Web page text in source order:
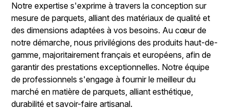
Notre expertise s'exprime à travers la conception sur
mesure de parquets, alliant des matériaux de qualité et
des dimensions adaptées à vos besoins. Au cœur de
notre démarche, nous privilégions des produits haut-de-
gamme, majoritairement français et européens, afin de
garantir des prestations exceptionnelles. Notre équipe
de professionnels s'engage à fournir le meilleur du
marché en matière de parquets, alliant esthétique,
durabilité et savoir-faire artisanal.